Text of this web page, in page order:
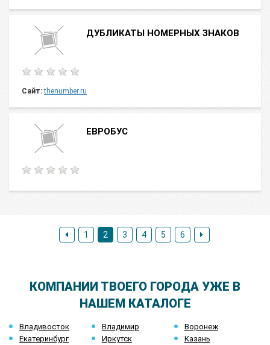
ДУБЛИКАТЫ НОМЕРНЫХ ЗНАКОВ
Сайт: thenumber.ru
ЕВРОБУС
1 2 3 4 5 6
КОМПАНИИ ТВОЕГО ГОРОДА УЖЕ В
НАШЕМ КАТАЛОГЕ
Владивосток Владимир
Воронеж
Екатеринбург
Иркутск Казань